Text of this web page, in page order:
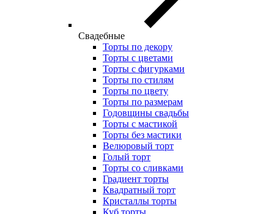
Свадебные
Торты по декору
Торты с цветами
Торты с фигурками
Торты по стилям
Торты по цвету
Торты по размерам
Годовщины свадьбы
Торты с мастикой
Торты без мастики
Велюровый торт
Голый торт
Торты со сливками
Градиент торты
Квадратный торт
Кристаллы торты
Куб торты